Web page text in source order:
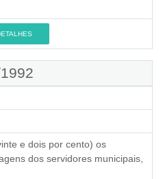
e dois por cento) os
dos servidores municipais,